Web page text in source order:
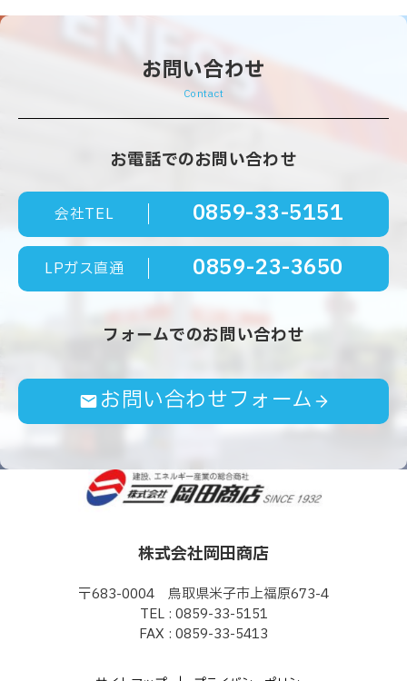
お問い合わせ
Contact
お電話でのお問い合わせ
会社TEL 0859-33-5151
LPガス直通 0859-23-3650
フォームでのお問い合わせ
お問い合わせフォーム
株式会社岡田商店
〒683-0004 鳥取県米子市上福原673-4
TEL : 0859-33-5151
FAX : 0859-33-5413